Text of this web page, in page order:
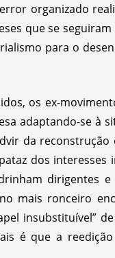
organizado
que se
para o
os ex-
adaptando-se à
da
dos interesses
dirigentes
mais ronceiro
insubstituível”
é que a